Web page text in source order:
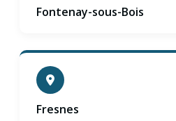
Fontenay-sous-Bois
Fresnes